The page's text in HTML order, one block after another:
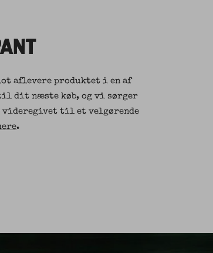
aflevere produktet i en af
til dit næste køb, og vi sørger
til et velgørende
.